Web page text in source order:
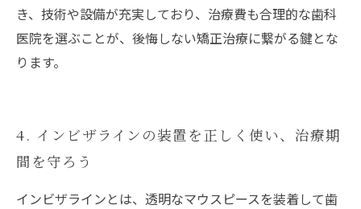
き、技術や設備が充実しており、治療費も合理的な歯科
医院を選ぶことが、後悔しない矯正治療に繋がる鍵とな
ります。
4. インビザラインの装置を正しく使い、治療期
間を守ろう
インビザラインとは、透明なマウスピースを装着して歯